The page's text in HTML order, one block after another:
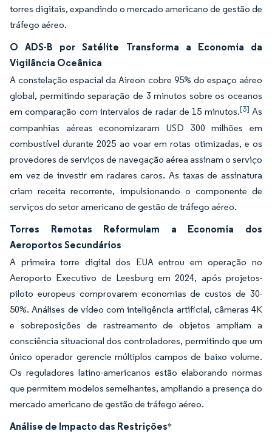
torres digitais, expandindo o mercado americano de gestão de
tráfego aéreo.
O ADS-B por Satélite Transforma a Economia da
Vigilância Oceânica
A constelação espacial da Aireon cobre 95% do espaço aéreo
global, permitindo separação de 3 minutos sobre os oceanos
em comparação com intervalos de radar de 15 minutos.[3] As
companhias aéreas economizaram USD 300 milhões em
combustível durante 2025 ao voar em rotas otimizadas, e os
provedores de serviços de navegação aérea assinam o serviço
em vez de investir em radares caros. As taxas de assinatura
criam receita recorrente, impulsionando o componente de
serviços do setor americano de gestão de tráfego aéreo.
Torres Remotas Reformulam a Economia dos
Aeroportos Secundários
A primeira torre digital dos EUA entrou em operação no
Aeroporto Executivo de Leesburg em 2024, após projetos-
piloto europeus comprovarem economias de custos de 30-
50%. Análises de vídeo com inteligência artificial, câmeras 4K
e sobreposições de rastreamento de objetos ampliam a
consciência situacional dos controladores, permitindo que um
único operador gerencie múltiplos campos de baixo volume.
Os reguladores latino-americanos estão elaborando normas
que permitem modelos semelhantes, ampliando a presença do
mercado americano de gestão de tráfego aéreo.
Análise de Impacto das Restrições*